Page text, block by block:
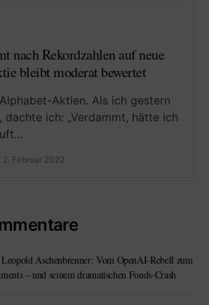
nach Rekordzahlen auf neue
bleibt moderat bewertet
Aktien. Als ich gestern
dachte ich: „Verdammt, hätte ich
2. Februar 2022
Leopold Aschenbrenner: Vom OpenAI-Rebell zum
– und seinem dramatischen Fonds-Crash